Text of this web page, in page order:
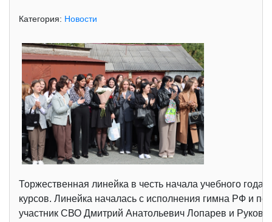
Категория: Новости
Торжественная линейка в честь начала учебного
курсов. Линейка началась с исполнения гимна РФ и
участник СВО Дмитрий Анатольевич Лопарев и